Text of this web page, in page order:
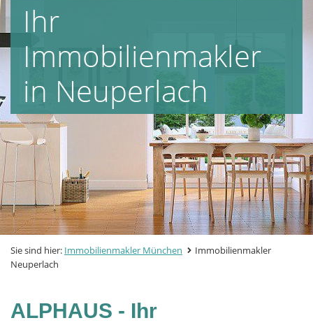
Ihr
Immobilienmakler
in Neuperlach
Sie sind hier: Immobilienmakler München
Immobilienmakler
Neuperlach
ALPHAUS - Ihr